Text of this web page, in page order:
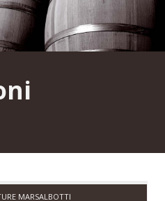
MARSALBOTTI